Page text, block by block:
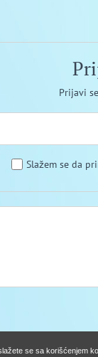
Prijavi
Slažem se da
se sa korišćenjem